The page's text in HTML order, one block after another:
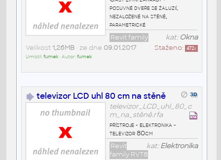
posuvné dveře se žaluzií,
nezaložené na stěně,
parametrické
kat: Okna
Revit family
Staženo: 472x
Velikost 1,26MB• ze dne 09.01.2017
Umístil:fumek• Autor:fumek
televizor LCD uhl 80 cm na stěně
televizor_LCD_uhl_80_c
m_na_stěně.rfa
přístroje - elektronika -
televizor 80cm
kat:Elektronika
Revit
family RVT8